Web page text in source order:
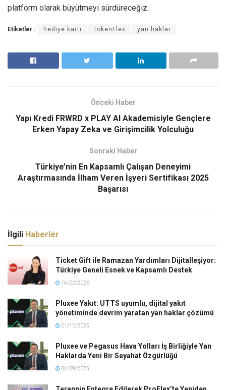
platform olarak büyütmeyi sürdüreceğiz.
Etiketler : hediye kartı TokenFlex yan haklar
Önceki Haber
Yapı Kredi FRWRD x PLAY AI Akademisiyle Gençlere
Erken Yapay Zeka ve Girişimcilik Yolculuğu
Sonraki Haber
Türkiye’nin En Kapsamlı Çalışan Deneyimi
Araştırmasında İlham Veren İşyeri Sertifikası 2025
Başarısı
İlgili Haberler
Ticket Gift ile Ramazan Yardımları Dijitalleşiyor:
Türkiye Geneli Esnek ve Kapsamlı Destek
14/02/2026
Pluxee Yakıt: UTTS uyumlu, dijital yakıt
yönetiminde devrim yaratan yan haklar çözümü
21/10/2025
Pluxee ve Pegasus Hava Yolları İş Birliğiyle Yan
Haklarda Yeni Bir Seyahat Özgürlüğü
04/09/2025